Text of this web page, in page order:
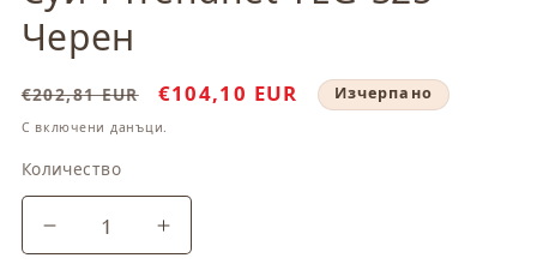
модален
елемент
Черен
Обичайна
цена
€202,81 EUR
Цена
при
€104,10 EUR Изчерпано
С включени данъци.
Количество
Количество
Намаляване
на
Увеличаване
на